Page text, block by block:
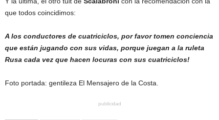
que todos coincidimos:
A los conductores de cuatriciclos, por favor tomen conciencia
que están jugando con sus vidas, porque juegan a la ruleta
Rusa cada vez que hacen locuras con sus cuatriciclos!
Foto portada: gentileza El Mensajero de la Costa.
publicidad